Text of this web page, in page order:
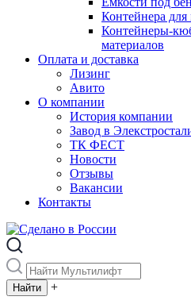
Контейнера
Контейнеры-
материалов
Оплата и доставка
Лизинг
Авито
О компании
История компании
Завод в
ТК ФЕСТ
Новости
Отзывы
Вакансии
Контакты
+